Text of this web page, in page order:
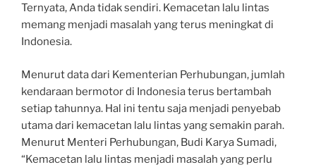
Ternyata, Anda tidak sendiri. Kemacetan lalu lintas
memang menjadi masalah yang terus meningkat di
Indonesia.
Menurut data dari Kementerian Perhubungan, jumlah
kendaraan bermotor di Indonesia terus bertambah
setiap tahunnya. Hal ini tentu saja menjadi penyebab
utama dari kemacetan lalu lintas yang semakin parah.
Menurut Menteri Perhubungan, Budi Karya Sumadi,
“Kemacetan lalu lintas menjadi masalah yang perlu